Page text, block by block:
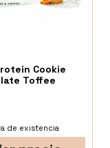
Cookie
Toffee
de existencia